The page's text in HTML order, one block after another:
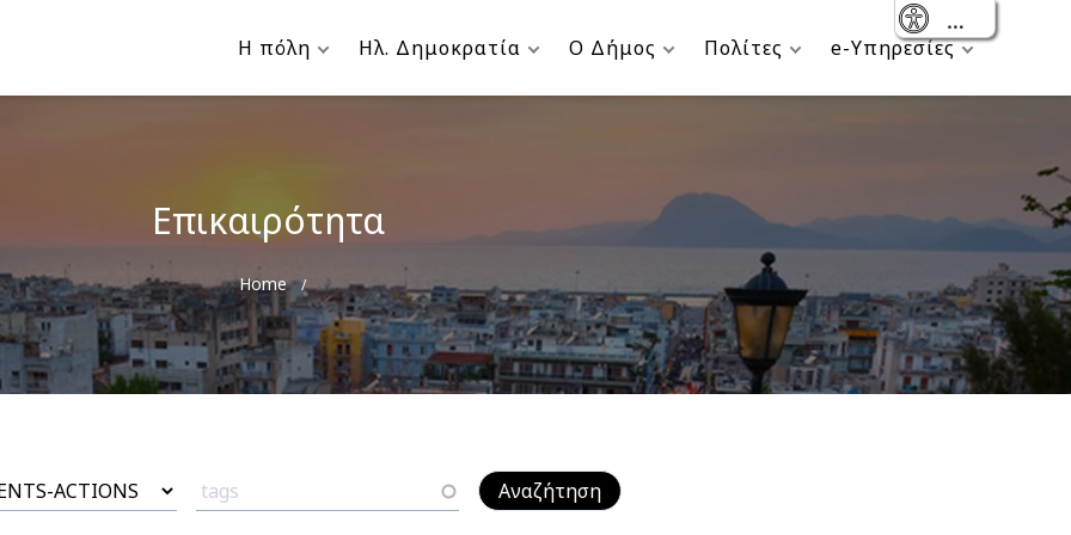
Η πόλη Ηλ. Δημοκρατία Ο Δήμος Πολίτες e-Υπηρεσίες
Επικαιρότητα
Breadcrumb
Home